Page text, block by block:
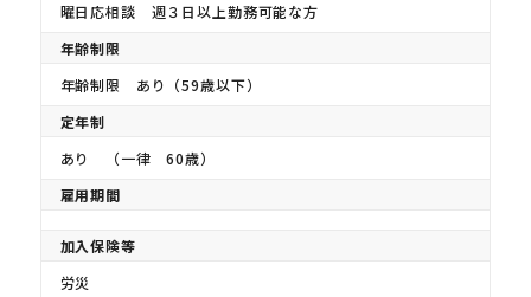
曜日応相談 週３日以上勤務可能な方
年齢制限
年齢制限 あり（59歳以下）
定年制
あり （一律 60歳）
雇用期間
加入保険等
労災